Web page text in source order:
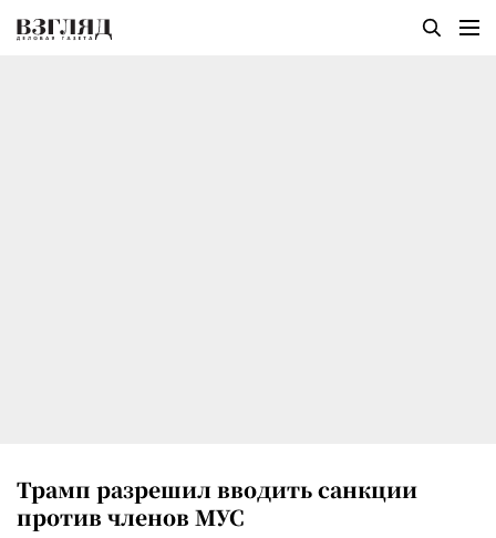
Трамп разрешил вводить санкции
против членов МУС